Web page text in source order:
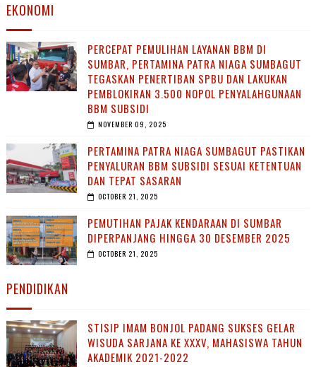
EKONOMI
PERCEPAT PEMULIHAN LAYANAN BBM DI
SUMBAR, PERTAMINA PATRA NIAGA SUMBAGUT
TEGASKAN PENERTIBAN SPBU DAN LAKUKAN
PEMBLOKIRAN 3.500 NOPOL PENYALAHGUNAAN
BBM SUBSIDI
NOVEMBER 09, 2025
PERTAMINA PATRA NIAGA SUMBAGUT PASTIKAN
PENYALURAN BBM SUBSIDI SESUAI KETENTUAN
DAN TEPAT SASARAN
OCTOBER 21, 2025
PEMUTIHAN PAJAK KENDARAAN DI SUMBAR
DIPERPANJANG HINGGA 30 DESEMBER 2025
OCTOBER 21, 2025
PENDIDIKAN
STISIP IMAM BONJOL PADANG SUKSES GELAR
WISUDA SARJANA KE XXXV, MAHASISWA TAHUN
AKADEMIK 2021-2022